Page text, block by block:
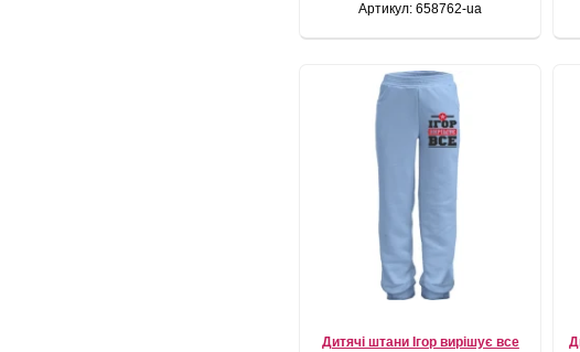
Артикул: 658762-ua
Дитячі штани Ігор вирішує все